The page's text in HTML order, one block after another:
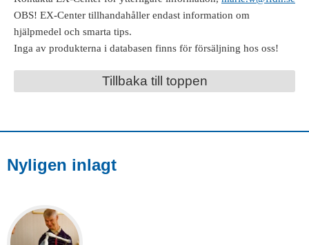
OBS! EX-Center tillhandahåller endast information om
hjälpmedel och smarta tips.
Inga av produkterna i databasen finns för försäljning hos oss!
Tillbaka till toppen
Nyligen inlagt